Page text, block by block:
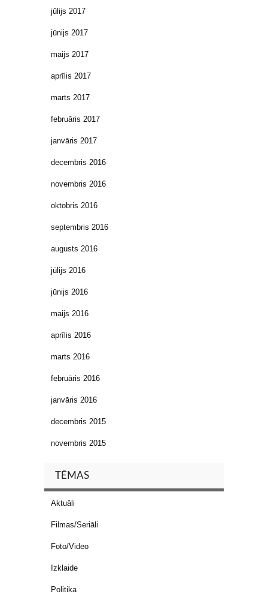
jūlijs 2017
jūnijs 2017
maijs 2017
aprīlis 2017
marts 2017
februāris 2017
janvāris 2017
decembris 2016
novembris 2016
oktobris 2016
septembris 2016
augusts 2016
jūlijs 2016
jūnijs 2016
maijs 2016
aprīlis 2016
marts 2016
februāris 2016
janvāris 2016
decembris 2015
novembris 2015
TĒMAS
Aktuāli
Filmas/Seriāli
Foto/Video
Izklaide
Politika